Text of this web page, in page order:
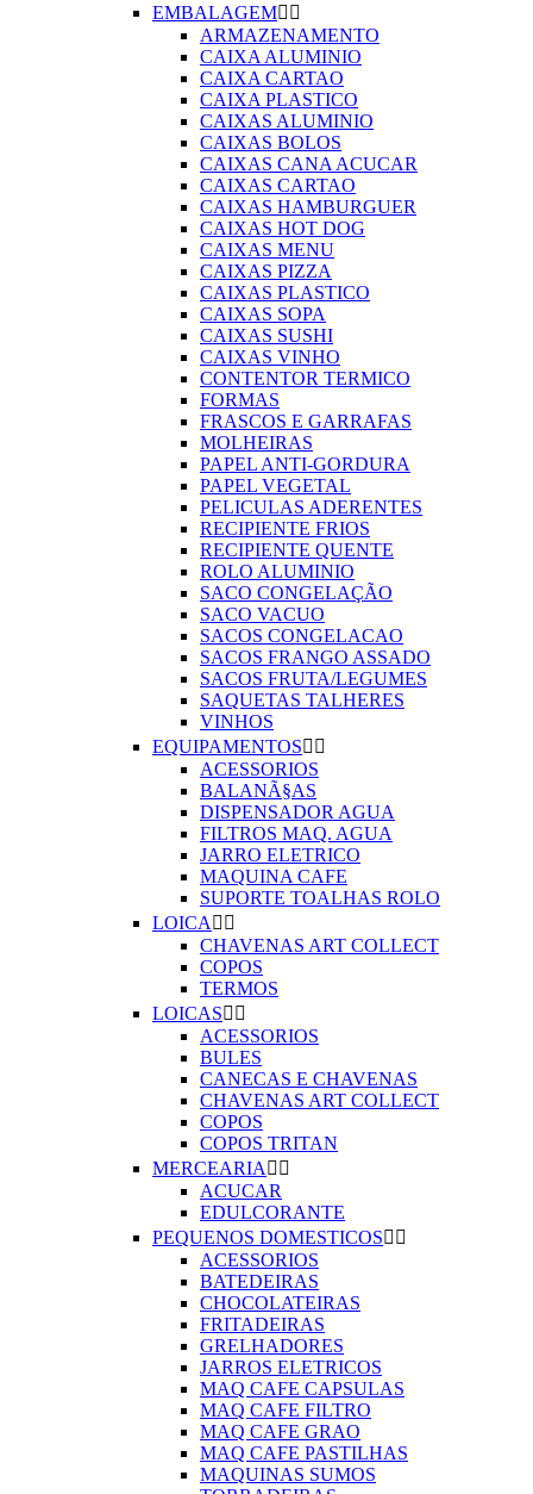
EMBALAGEM 
ARMAZENAMENTO
CAIXA ALUMINIO
CAIXA CARTAO
CAIXA PLASTICO
CAIXAS ALUMINIO
CAIXAS BOLOS
CAIXAS CANA ACUCAR
CAIXAS CARTAO
CAIXAS HAMBURGUER
CAIXAS HOT DOG
CAIXAS MENU
CAIXAS PIZZA
CAIXAS PLASTICO
CAIXAS SOPA
CAIXAS SUSHI
CAIXAS VINHO
CONTENTOR TERMICO
FORMAS
FRASCOS E GARRAFAS
MOLHEIRAS
PAPEL ANTI-GORDURA
PAPEL VEGETAL
PELICULAS ADERENTES
RECIPIENTE FRIOS
RECIPIENTE QUENTE
ROLO ALUMINIO
SACO CONGELAÇÃO
SACO VACUO
SACOS CONGELACAO
SACOS FRANGO ASSADO
SACOS FRUTA/LEGUMES
SAQUETAS TALHERES
VINHOS
EQUIPAMENTOS 
ACESSORIOS
BALANÃ§AS
DISPENSADOR AGUA
FILTROS MAQ. AGUA
JARRO ELETRICO
MAQUINA CAFE
SUPORTE TOALHAS ROLO
LOICA  
CHAVENAS ART COLLECT
COPOS
TERMOS
LOICAS 
ACESSORIOS
BULES
CANECAS E CHAVENAS
CHAVENAS ART COLLECT
COPOS
COPOS TRITAN
MERCEARIA  
ACUCAR
EDULCORANTE
PEQUENOS DOMESTICOS 
ACESSORIOS
BATEDEIRAS
CHOCOLATEIRAS
FRITADEIRAS
GRELHADORES
JARROS ELETRICOS
MAQ CAFE CAPSULAS
MAQ CAFE FILTRO
MAQ CAFE GRAO
MAQ CAFE PASTILHAS
MAQUINAS SUMOS